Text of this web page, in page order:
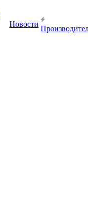
Новости